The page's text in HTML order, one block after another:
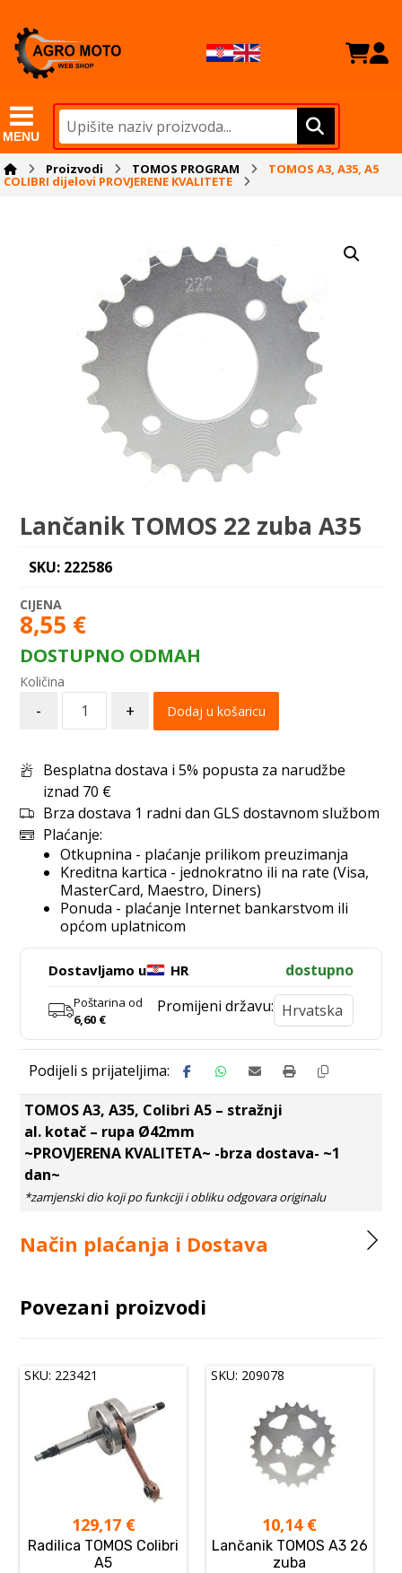
MENU
Proizvodi TOMOS PROGRAM TOMOS A3, A35, A5
COLIBRI dijelovi PROVJERENE KVALITETE
Lančanik TOMOS 22 zuba A35
SKU: 222586
8,55 €
DOSTUPNO ODMAH
- + Dodaj u košaricu
Besplatna dostava i 5% popusta za narudžbe
iznad 70 €
Brza dostava 1 radni dan GLS dostavnom službom
Plaćanje:
Otkupnina - plaćanje prilikom preuzimanja
Kreditna kartica - jednokratno ili na rate (Visa,
MasterCard, Maestro, Diners)
Ponuda - plaćanje Internet bankarstvom ili
općom uplatnicom
Dostavljamo u HR dostupno
Poštarina od
6,60 €
Promijeni državu:
TOMOS A3, A35, Colibri A5 – stražnji
al. kotač – rupa Ø42mm
~PROVJERENA KVALITETA~ -brza dostava- ~1
dan~
Način plaćanja i Dostava
Povezani proizvodi
SKU: 223421
129,17 €
Radilica TOMOS Colibri
A5
SKU: 209078
10,14 €
Lančanik TOMOS A3 26
zuba